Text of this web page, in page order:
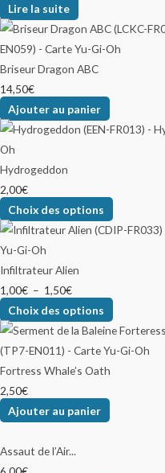
Lire la suite
Briseur Dragon ABC
14,50€
Ajouter au panier
Hydrogeddon
2,00€
Choix des options
Infiltrateur Alien
1,00€ – 1,50€
Choix des options
Fortress Whale’s Oath
2,50€
Ajouter au panier
Assaut de l’Air...